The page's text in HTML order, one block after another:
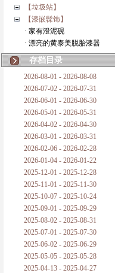
【垃圾站】
【漆嵌髹饰】
· 家有澄泥砚
· 漂亮的黄泰美脱胎漆器
存档目录
2026-08-01 - 2026-08-08
2026-07-02 - 2026-07-31
2026-06-01 - 2026-06-30
2026-05-01 - 2026-05-31
2026-04-02 - 2026-04-30
2026-03-01 - 2026-03-31
2026-02-06 - 2026-02-28
2026-01-04 - 2026-01-22
2025-12-01 - 2025-12-28
2025-11-01 - 2025-11-30
2025-10-07 - 2025-10-24
2025-09-01 - 2025-09-29
2025-08-02 - 2025-08-31
2025-07-01 - 2025-07-30
2025-06-02 - 2025-06-29
2025-05-05 - 2025-05-28
2025-04-13 - 2025-04-27